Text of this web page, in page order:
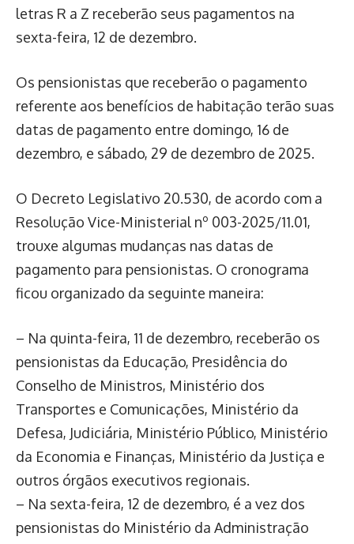
letras R a Z receberão seus pagamentos na
sexta-feira, 12 de dezembro.
Os pensionistas que receberão o pagamento
referente aos benefícios de habitação terão suas
datas de pagamento entre domingo, 16 de
dezembro, e sábado, 29 de dezembro de 2025.
O Decreto Legislativo 20.530, de acordo com a
Resolução Vice-Ministerial nº 003-2025/11.01,
trouxe algumas mudanças nas datas de
pagamento para pensionistas. O cronograma
ficou organizado da seguinte maneira:
– Na quinta-feira, 11 de dezembro, receberão os
pensionistas da Educação, Presidência do
Conselho de Ministros, Ministério dos
Transportes e Comunicações, Ministério da
Defesa, Judiciária, Ministério Público, Ministério
da Economia e Finanças, Ministério da Justiça e
outros órgãos executivos regionais.
– Na sexta-feira, 12 de dezembro, é a vez dos
pensionistas do Ministério da Administração